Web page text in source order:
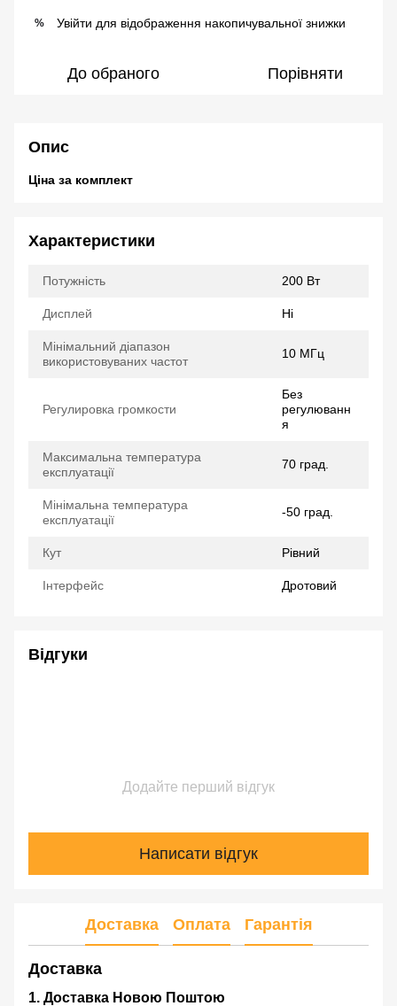
% Увійти для відображення накопичувальної знижки
До обраного Порівняти
Опис
Ціна за комплект
Характеристики
Потужність 200 Вт
Дисплей Ні
Мінімальний діапазон
використовуваних частот
10 МГц
Регулировка громкости
Без
регулюванн
я
Максимальна температура
експлуатації
70 град.
Мінімальна температура
експлуатації
-50 град.
Кут Рівний
Інтерфейс Дротовий
Відгуки
Додайте перший відгук
Написати відгук
Доставка Оплата Гарантія
Доставка
1. Доставка Новою Поштою